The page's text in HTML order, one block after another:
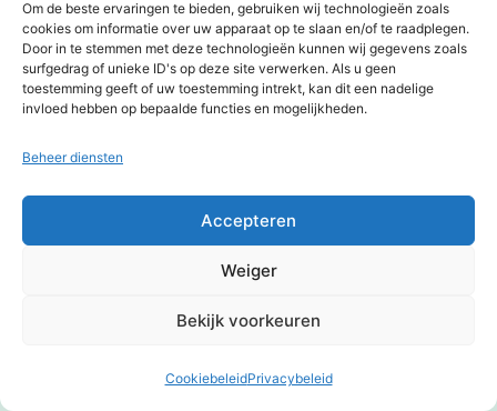
Om de beste ervaringen te bieden, gebruiken wij technologieën zoals
cookies om informatie over uw apparaat op te slaan en/of te raadplegen.
Door in te stemmen met deze technologieën kunnen wij gegevens zoals
surfgedrag of unieke ID's op deze site verwerken. Als u geen
toestemming geeft of uw toestemming intrekt, kan dit een nadelige
invloed hebben op bepaalde functies en mogelijkheden.
Beheer diensten
Accepteren
Weiger
Bekijk voorkeuren
CookiebeleidPrivacybeleid
Plotseling
Prijsuitreiking fotowedstrijd
Puppypleeggezin + gentle leader
Schouwburg geeft kaartjes weg
Donkere modus: